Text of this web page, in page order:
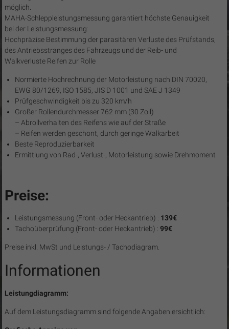
the
best!
möglich.
MAHA-Schleppleistungsmessung garantiert höchste Genauigkeit
bei der Leistungsmessung:
Hochpräzise Bestimmung der parasitären Verluste des Prüfstands,
des Antriebsstranges des Fahrzeugs und der Reib- und
Walkverluste Reifen zur Rolle
Normierte Hochrechnung der Motorleistung nach DIN 70020,
EWG 80/1269, ISO 1585, JIS D 1001 und SAE J 1349
Prüfgeschwindigkeit bis zu 320 km/h
Großer Rollendurchmesser 762 mm (30 Zoll)
– Abrollverhalten des Reifens wie auf der Straße
– Reifen werden geschont, durch geringe Walkarbeit
Beste Reproduzierbarkeit
Ermittlung von Rad-, Verlust-, Motorleistung sowie Drehmoment
Preise:
Leistungsmessung (Front- oder Heckantrieb) : 139€
Tachoüberprüfung (Front- oder Heckantrieb) : 99€
Preise inkl. MwSt und Leistungs- / Tachodiagram.
Informationen
Leistungdiagramm:
Auf dem Leistungsdiagramm sind folgende Angaben ersichtlich: